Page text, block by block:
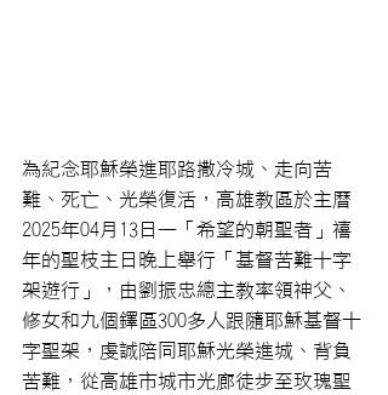
為紀念耶穌榮進耶路撒冷城、走向苦
難、死亡、光榮復活，高雄教區於主曆
2025年04月13日—「希望的朝聖者」禧
年的聖枝主日晚上舉行「基督苦難十字
架遊行」，由劉振忠總主教率領神父、
修女和九個鐸區300多人跟隨耶穌基督十
字聖架，虔誠陪同耶穌光榮進城、背負
苦難，從高雄市城市光廊徒步至玫瑰聖